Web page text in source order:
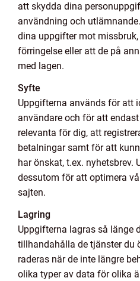
att skydda dina
användning och
dina uppgifter mot
förringelse eller att de på
med lagen.
Syfte
Uppgifterna används för att
användare och för att
relevanta för dig, att
betalningar samt för att
har önskat, t.ex. nyhetsbrev.
dessutom för att optimera
sajten.
Lagring
Uppgifterna lagras så länge
tillhandahålla de tjänster du
raderas när de inte längre
olika typer av data för olika